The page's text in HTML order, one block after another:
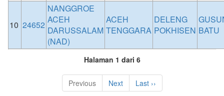
10 24652
NANGGROE
ACEH
DARUSSALAM
(NAD)
ACEH
TENGGARA
DELENG
POKHISEN BATU
Halaman 1 dari 6
Previous Next Last ››